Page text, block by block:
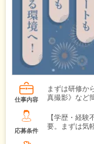
仕事内容
まずは研修か
真撮影》など
応募条件
【学歴・経
要。まずは気